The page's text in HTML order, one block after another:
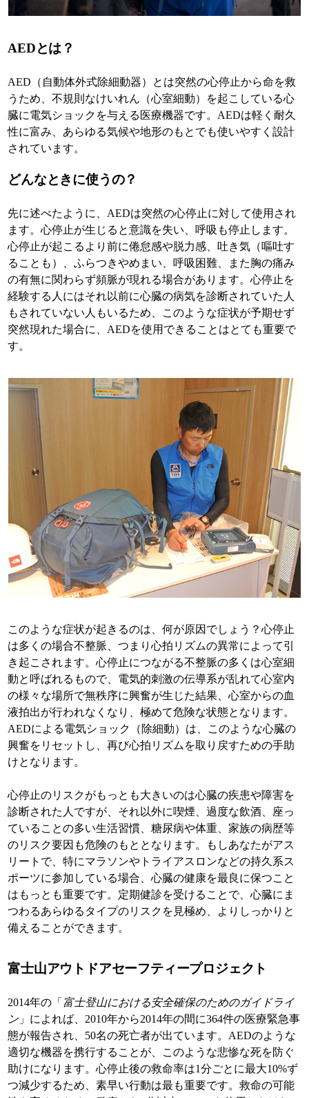
AEDとは？
AED（自動体外式除細動器）とは突然の心停止から命を救
うため、不規則なけいれん（心室細動）を起こしている心
臓に電気ショックを与える医療機器です。AEDは軽く耐久
性に富み、あらゆる気候や地形のもとでも使いやすく設計
されています。
どんなときに使うの？
先に述べたように、AEDは突然の心停止に対して使用され
ます。心停止が生じると意識を失い、呼吸も停止します。
心停止が起こるより前に倦怠感や脱力感、吐き気（嘔吐す
ることも）、ふらつきやめまい、呼吸困難、また胸の痛み
の有無に関わらず頻脈が現れる場合があります。心停止を
経験する人にはそれ以前に心臓の病気を診断されていた人
もされていない人もいるため、このような症状が予期せず
突然現れた場合に、AEDを使用できることはとても重要で
す。
このような症状が起きるのは、何が原因でしょう？心停止
は多くの場合不整脈、つまり心拍リズムの異常によって引
き起こされます。心停止につながる不整脈の多くは心室細
動と呼ばれるもので、電気的刺激の伝導系が乱れて心室内
の様々な場所で無秩序に興奮が生じた結果、心室からの血
液拍出が行われなくなり、極めて危険な状態となります。
AEDによる電気ショック（除細動）は、このような心臓の
興奮をリセットし、再び心拍リズムを取り戻すための手助
けとなります。
心停止のリスクがもっとも大きいのは心臓の疾患や障害を
診断された人ですが、それ以外に喫煙、過度な飲酒、座っ
ていることの多い生活習慣、糖尿病や体重、家族の病歴等
のリスク要因も危険のもととなります。もしあなたがアス
リートで、特にマラソンやトライアスロンなどの持久系ス
ポーツに参加している場合、心臓の健康を最良に保つこと
はもっとも重要です。定期健診を受けることで、心臓にま
つわるあらゆるタイプのリスクを見極め、よりしっかりと
備えることができます。
富士山アウトドアセーフティープロジェクト
2014年の「 富士登山における安全確保のためのガイドライ
ン」によれば、2010年から2014年の間に364件の医療緊急事
態が報告され、50名の死亡者が出ています。AEDのような
適切な機器を携行することが、このような悲惨な死を防ぐ
助けになります。心停止後の救命率は1分ごとに最大10%ず
つ減少するため、素早い行動は最も重要です。救命の可能